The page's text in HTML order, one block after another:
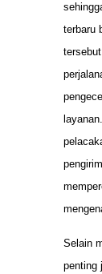
terbaru
Selain
penting